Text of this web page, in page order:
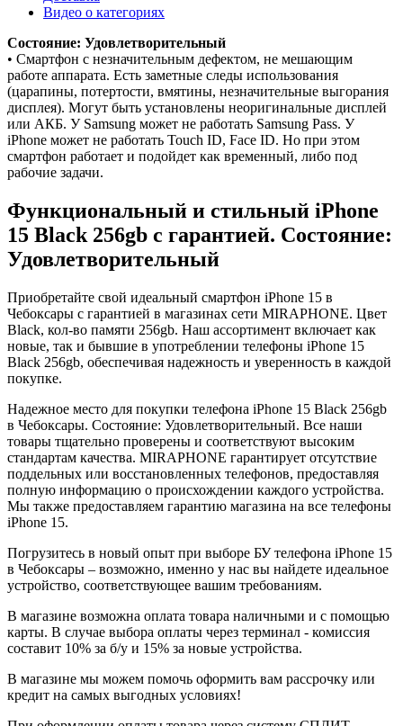
Видео о категориях
Состояние: Удовлетворительный
• Смартфон с незначительным дефектом, не мешающим
работе аппарата. Есть заметные следы использования
(царапины, потертости, вмятины, незначительные выгорания
дисплея). Могут быть установлены неоригинальные дисплей
или АКБ. У Samsung может не работать Samsung Pass. У
iPhone может не работать Touch ID, Face ID. Но при этом
смартфон работает и подойдет как временный, либо под
рабочие задачи.
Функциональный и стильный iPhone
15 Black 256gb с гарантией. Состояние:
Удовлетворительный
Приобретайте свой идеальный смартфон iPhone 15 в
Чебоксары с гарантией в магазинах сети MIRAPHONE. Цвет
Black, кол-во памяти 256gb. Наш ассортимент включает как
новые, так и бывшие в употреблении телефоны iPhone 15
Black 256gb, обеспечивая надежность и уверенность в каждой
покупке.
Надежное место для покупки телефона iPhone 15 Black 256gb
в Чебоксары. Состояние: Удовлетворительный. Все наши
товары тщательно проверены и соответствуют высоким
стандартам качества. MIRAPHONE гарантирует отсутствие
поддельных или восстановленных телефонов, предоставляя
полную информацию о происхождении каждого устройства.
Мы также предоставляем гарантию магазина на все телефоны
iPhone 15.
Погрузитесь в новый опыт при выборе БУ телефона iPhone 15
в Чебоксары – возможно, именно у нас вы найдете идеальное
устройство, соответствующее вашим требованиям.
В магазине возможна оплата товара наличными и с помощью
карты. В случае выбора оплаты через терминал - комиссия
составит 10% за б/у и 15% за новые устройства.
В магазине мы можем помочь оформить вам рассрочку или
кредит на самых выгодных условиях!